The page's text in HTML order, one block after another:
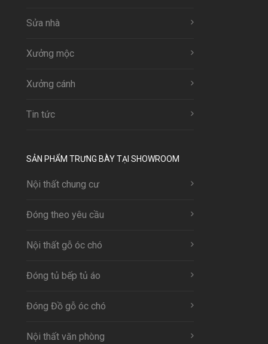
Sửa nhà
Xưởng mộc
Xưởng cánh
Tin tức
SẢN PHẨM TRƯNG BÀY TẠI SHOWROOM
Nội thất chung cư
Đóng theo yêu cầu
Nội thất gỗ óc chó
Đóng tủ bếp tủ áo
Đóng Đồ gỗ óc chó
Nội thất văn phòng